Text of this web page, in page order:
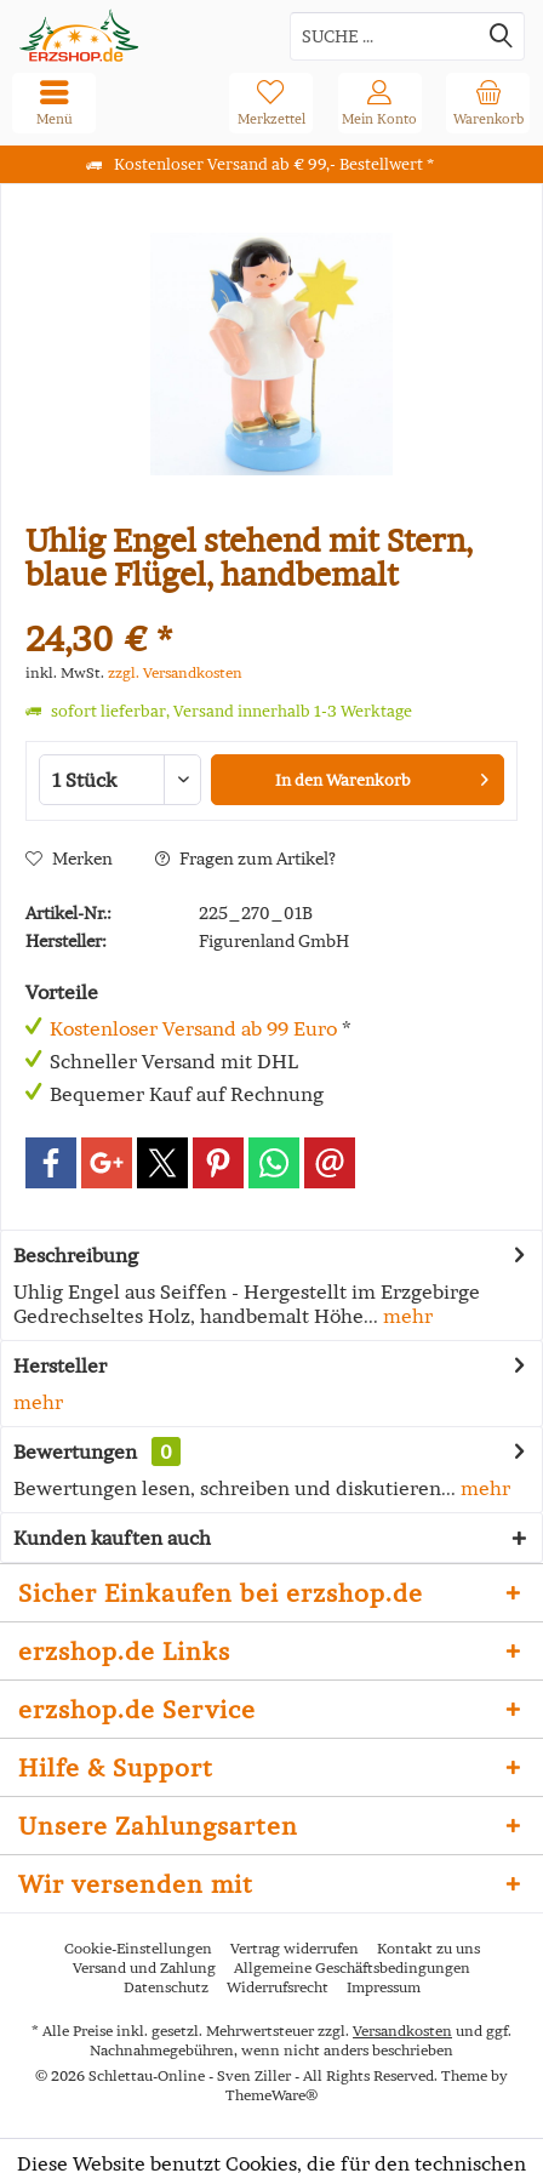
Kostenloser Versand ab € 99,- Bestellwert *
Warenkorb
Merkzettel Mein Konto
Menü
Uhlig Engel stehend mit Stern,
blaue Flügel, handbemalt
24,30 € *
inkl. MwSt. zzgl. Versandkosten
sofort lieferbar, Versand innerhalb 1-3 Werktage
In denWarenkorb
Merken Fragen zum Artikel?
Artikel-Nr.:
225_270_01B
Hersteller:
Figurenland GmbH
Vorteile
Kostenloser Versand ab 99 Euro *
Schneller Versand mit DHL
Bequemer Kauf auf Rechnung
Beschreibung
Uhlig Engel aus Seiffen - Hergestellt im Erzgebirge
Gedrechseltes Holz, handbemalt Höhe... mehr
Hersteller
mehr
Bewertungen
0
Bewertungen lesen, schreiben und diskutieren... mehr
Kunden kauften auch
Sicher Einkaufen bei erzshop.de
erzshop.de Links
erzshop.de Service
Hilfe & Support
Unsere Zahlungsarten
Wir versenden mit
Cookie-Einstellungen Vertrag widerrufen
Kontakt zu uns
Versand und Zahlung
Allgemeine Geschäftsbedingungen
Datenschutz
Widerrufsrecht Impressum
* Alle Preise inkl. gesetzl. Mehrwertsteuer zzgl. Versandkosten und ggf.
Nachnahmegebühren, wenn nicht anders beschrieben
© 2026 Schlettau-Online - Sven Ziller - All Rights Reserved. Theme by
ThemeWare®
Diese Website benutzt Cookies, die für den technischen